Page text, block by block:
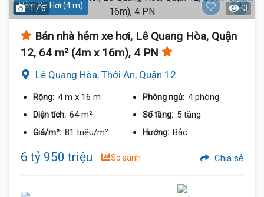
Hẻm Xe Hơi (4 m)
1 / 6 3
Bán nhà hẻm xe hơi, Lê Quang Hòa, Quận
12, 64 m² (4m x 16m), 4 PN
Lê Quang Hòa, Thới An, Quận 12
Rộng: 4 m x 16 m Phòng ngủ: 4 phòng
Diện tích: 64 m² Số tầng: 5 tầng
Giá/m²: 81 triệu/m² Hướng: Bắc
6 tỷ 950 triệu So sánh Chia sẻ